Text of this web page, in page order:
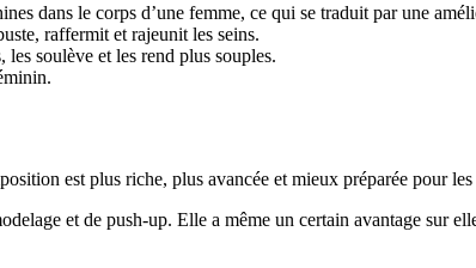
dans le corps d’une femme, ce qui se traduit par une
raffermit et rajeunit les seins.
les soulève et les rend plus souples.
est plus riche, plus avancée et mieux préparée pour
et de push-up. Elle a même un certain avantage sur